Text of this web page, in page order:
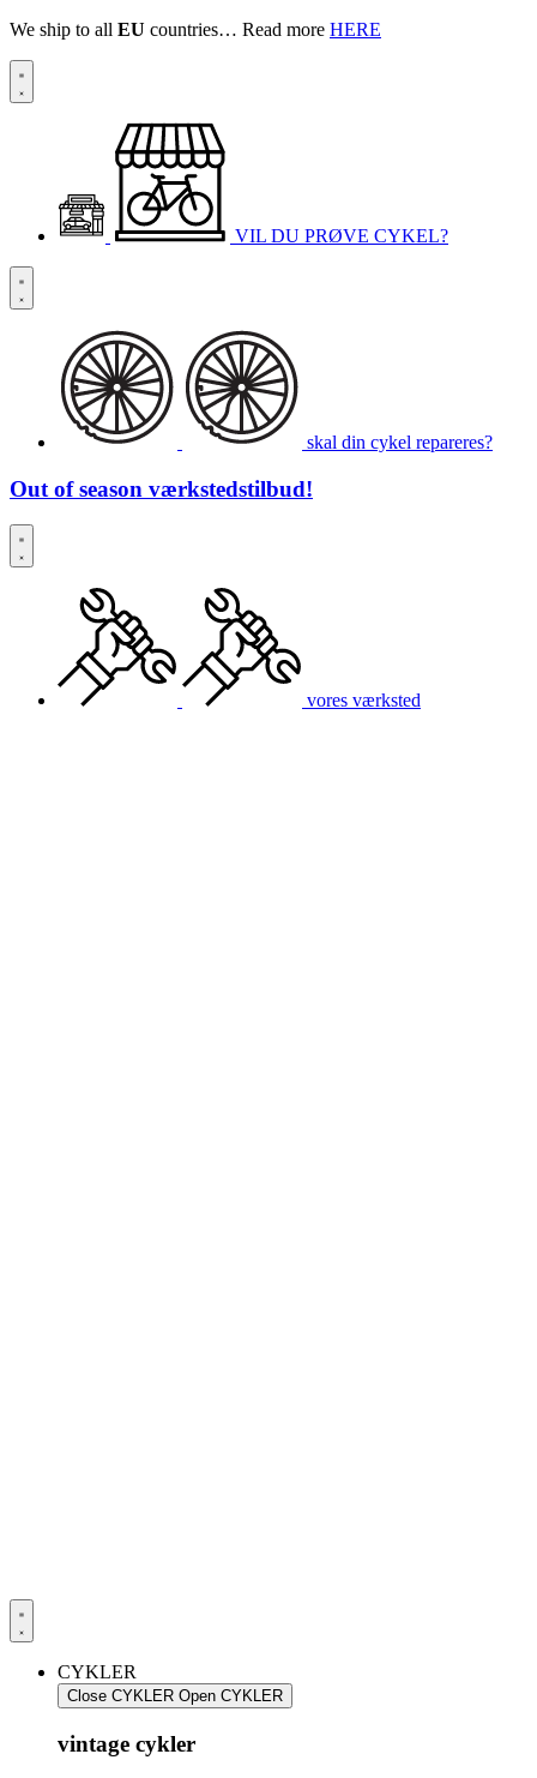
We ship to all EU countries… Read more HERE
VIL DU PRØVE CYKEL?
skal din cykel repareres?
Out of season værkstedstilbud!
vores værksted
CYKLER
Close CYKLER Open CYKLER
vintage cykler